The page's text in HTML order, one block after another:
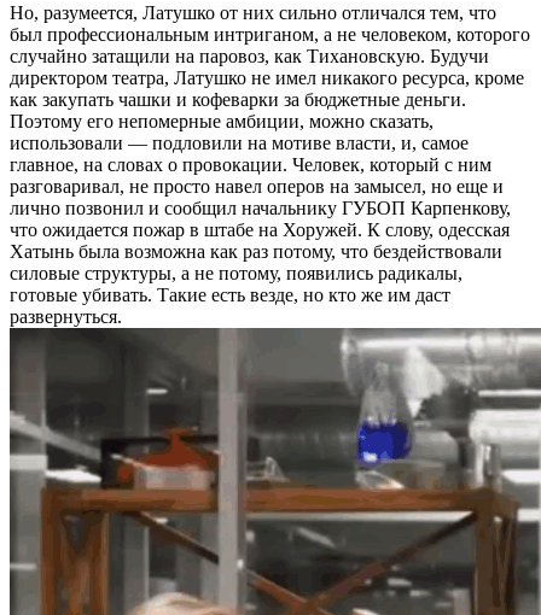
Но, разумеется, Латушко от них сильно отличался тем, что
был профессиональным интриганом, а не человеком, которого
случайно затащили на паровоз, как Тихановскую. Будучи
директором театра, Латушко не имел никакого ресурса, кроме
как закупать чашки и кофеварки за бюджетные деньги.
Поэтому его непомерные амбиции, можно сказать,
использовали — подловили на мотиве власти, и, самое
главное, на словах о провокации. Человек, который с ним
разговаривал, не просто навел оперов на замысел, но еще и
лично позвонил и сообщил начальнику ГУБОП Карпенкову,
что ожидается пожар в штабе на Хоружей. К слову, одесская
Хатынь была возможна как раз потому, что бездействовали
силовые структуры, а не потому, появились радикалы,
готовые убивать. Такие есть везде, но кто же им даст
развернуться.